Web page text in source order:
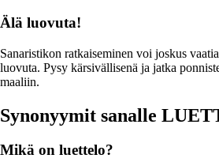
Älä luovuta!
Sanaristikon ratkaiseminen voi joskus
luovuta. Pysy kärsivällisenä ja jatka
maaliin.
Synonyymit sanalle
Mikä on luettelo?